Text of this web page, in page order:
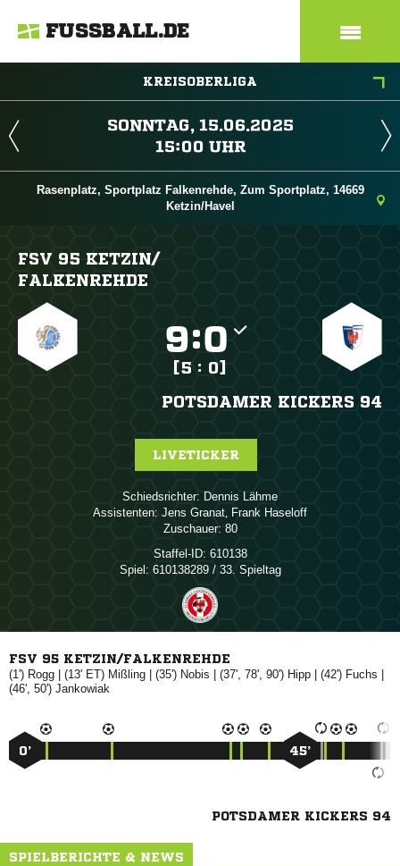
FUSSBALL.DE
KREISOBERLIGA
 
 
Rasenplatz, Sportplatz Falkenrehde, Zum Sportplatz, 14669
Ketzin/Havel
FSV 95 KETZIN/​
FALKENREHDE
:
[5 : 0]
POTSDAMER KICKERS 94
LIVETICKER
Schiedsrichter:  
Assistenten:  ,  
Zuschauer: 80
Staffel-ID: 610138
Spiel: 610138289 / 33. Spieltag
FSV 95 KETZIN/FALKENREHDE
(1')  | (13' ET)  | (35')  | (37', 78', 90')  | (42') 
(46', 50') 
0’ 45’
POTSDAMER KICKERS 94
SPIELBERICHTE & NEWS